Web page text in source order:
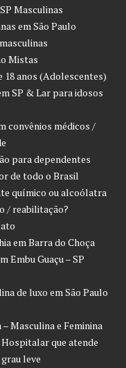
Masculinas
em São Paulo
Mistas
18 anos (Adolescentes)
SP & Lar para idosos
convênios médicos /
para dependentes
de todo o Brasil
químico ou alcoólatra
/ reabilitação?
em Barra do Choça
Embu Guaçu – SP
de luxo em São Paulo
Masculina e Feminina
Hospitalar que atende
leve